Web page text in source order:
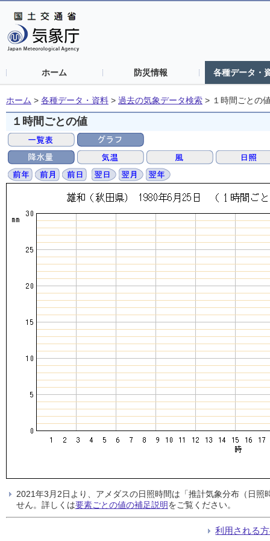
ホーム 防災情報 各種データ・
ホーム > 各種データ・資料 > 過去の気象データ検索 > １時間ごとの
１時間ごとの値
2021年3月2日より、アメダスの日照時間は「推計気象分布（日
せん。詳しくは要素ごとの値の補足説明をご覧ください。
利用される